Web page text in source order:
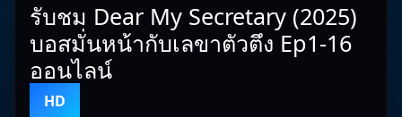
รับชม Dear My Secretary (2025)
บอสมั่นหน้ากับเลขาตัวตึง Ep1-16
ออนไลน์
HD